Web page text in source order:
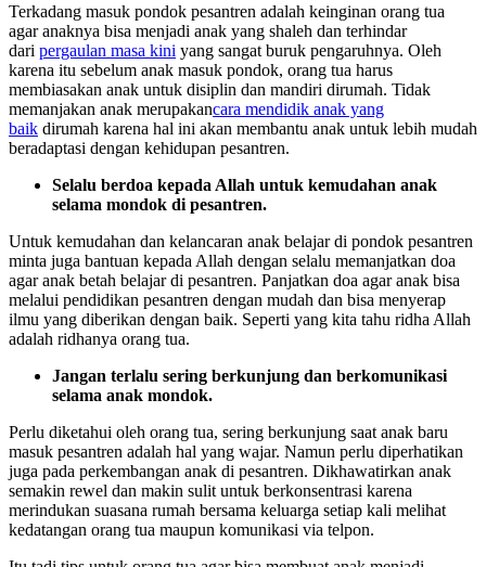
Terkadang masuk pondok pesantren adalah keinginan orang tua
agar anaknya bisa menjadi anak yang shaleh dan terhindar
dari pergaulan masa kini yang sangat buruk pengaruhnya. Oleh
karena itu sebelum anak masuk pondok, orang tua harus
membiasakan anak untuk disiplin dan mandiri dirumah. Tidak
memanjakan anak merupakancara mendidik anak yang
baik dirumah karena hal ini akan membantu anak untuk lebih mudah
beradaptasi dengan kehidupan pesantren.
Selalu berdoa kepada Allah untuk kemudahan anak
selama mondok di pesantren.
Untuk kemudahan dan kelancaran anak belajar di pondok pesantren
minta juga bantuan kepada Allah dengan selalu memanjatkan doa
agar anak betah belajar di pesantren. Panjatkan doa agar anak bisa
melalui pendidikan pesantren dengan mudah dan bisa menyerap
ilmu yang diberikan dengan baik. Seperti yang kita tahu ridha Allah
adalah ridhanya orang tua.
Jangan terlalu sering berkunjung dan berkomunikasi
selama anak mondok.
Perlu diketahui oleh orang tua, sering berkunjung saat anak baru
masuk pesantren adalah hal yang wajar. Namun perlu diperhatikan
juga pada perkembangan anak di pesantren. Dikhawatirkan anak
semakin rewel dan makin sulit untuk berkonsentrasi karena
merindukan suasana rumah bersama keluarga setiap kali melihat
kedatangan orang tua maupun komunikasi via telpon.